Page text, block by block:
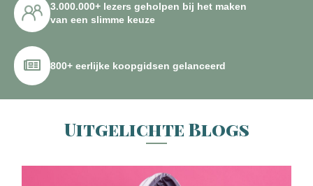
3.000.000+ lezers geholpen bij het maken
van een slimme keuze
800+ eerlijke koopgidsen gelanceerd
Uitgelichte Blogs